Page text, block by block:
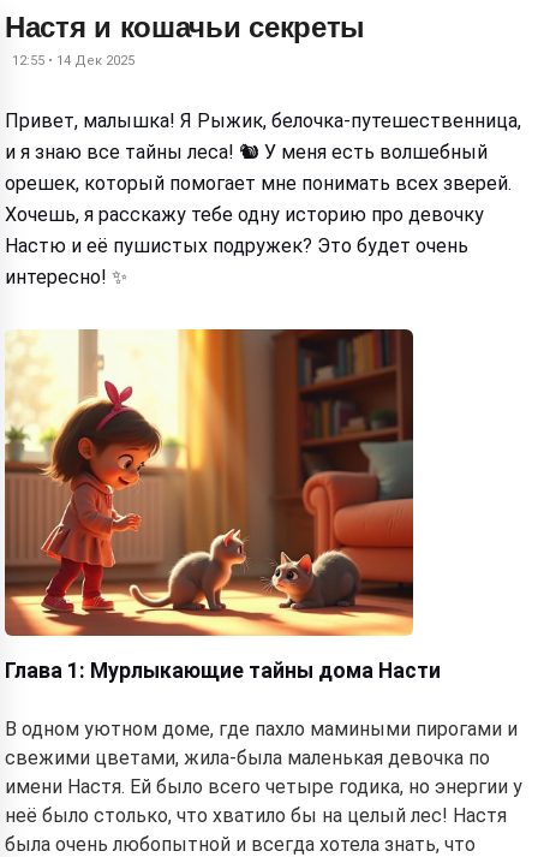
Настя и кошачьи секреты
12:55 • 14 Дек 2025
Привет, малышка! Я Рыжик, белочка-путешественница,
и я знаю все тайны леса! 🐿️ У меня есть волшебный
орешек, который помогает мне понимать всех зверей.
Хочешь, я расскажу тебе одну историю про девочку
Настю и её пушистых подружек? Это будет очень
интересно! ✨
Глава 1: Мурлыкающие тайны дома Насти
В одном уютном доме, где пахло мамиными пирогами и
свежими цветами, жила-была маленькая девочка по
имени Настя. Ей было всего четыре годика, но энергии у
неё было столько, что хватило бы на целый лес! Настя
была очень любопытной и всегда хотела знать, что